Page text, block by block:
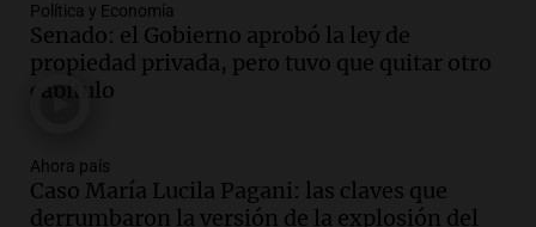
Audio.Prisión preventiva para
motociclista por intento de homicidio
en Santa Lucía, Tucumán
Panorama Federal
Audio.
Tucumán afecta a hogares con subas de
hasta el 38% en agosto
Política y Economía
Senado: el Gobierno aprobó la ley de
propiedad privada, pero tuvo que quitar otro
capítulo
Ahora país
Caso María Lucila Pagani: las claves que
derrumbaron la versión de la explosión del